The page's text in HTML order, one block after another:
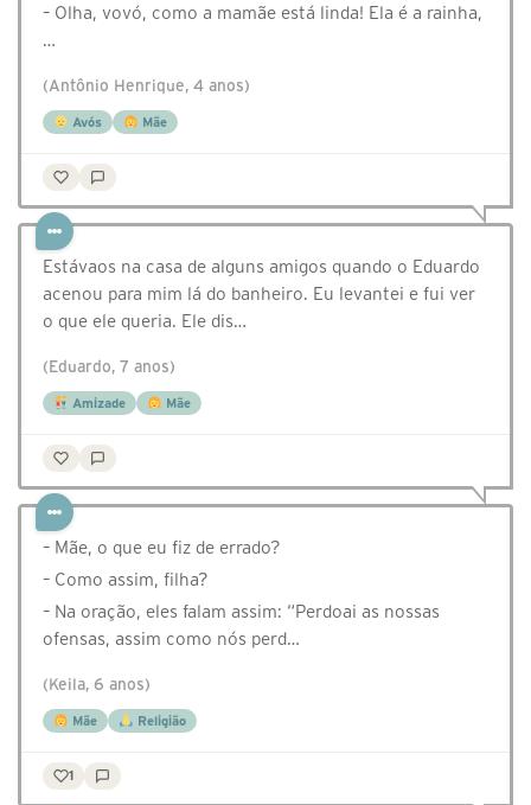
– Olha, vovó, como a mamãe está linda! Ela é a rainha,
…
(Antônio Henrique, 4 anos)
Avós Mãe
Estávaos na casa de alguns amigos quando o Eduardo
acenou para mim lá do banheiro. Eu levantei e fui ver
o que ele queria. Ele dis…
(Eduardo, 7 anos)
Amizade Mãe
– Mãe, o que eu fiz de errado?
– Como assim, filha?
– Na oração, eles falam assim: “Perdoai as nossas
ofensas, assim como nós perd…
(Keila, 6 anos)
Mãe Religião
1